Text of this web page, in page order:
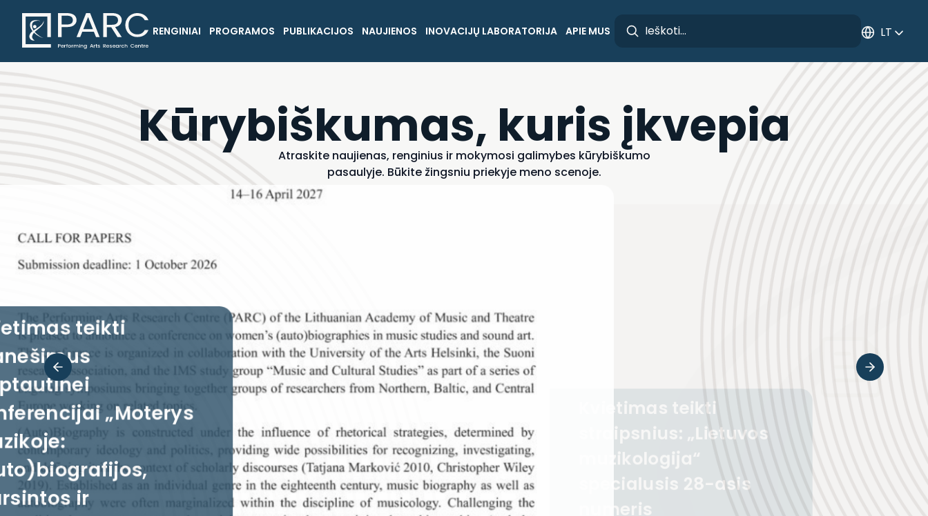
RENGINIAI PROGRAMOS PUBLIKACIJOS NAUJIENOS INOVACIJŲ LABORATORIJA APIE MUS LT
Kūrybiškumas, kuris įkvepia
Atraskite naujienas, renginius ir mokymosi galimybes kūrybiškumo
pasaulyje. Būkite žingsniu priekyje meno scenoje.
Kvietimas teikti
straipsnius: „Lietuvos
muzikologija“
specialusis 28-asis